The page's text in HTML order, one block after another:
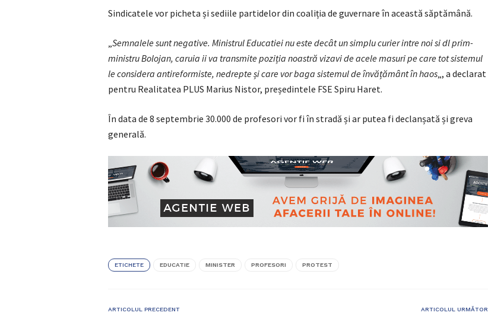
Sindicatele vor picheta și sediile partidelor din coaliția de guvernare în această săptămână.
„Semnalele sunt negative. Ministrul Educatiei nu este decât un simplu curier intre noi si dl prim-
ministru Bolojan, caruia ii va transmite poziția noastră vizavi de acele masuri pe care tot sistemul
le considera antireformiste, nedrepte și care vor baga sistemul de învățământ în haos„, a declarat
pentru Realitatea PLUS Marius Nistor, președintele FSE Spiru Haret.
În data de 8 septembrie 30.000 de profesori vor fi în stradă și ar putea fi declanșată și greva
generală.
ETICHETE EDUCATIE MINISTER PROFESORI PROTEST
ARTICOLUL PRECEDENT ARTICOLUL URMĂTOR